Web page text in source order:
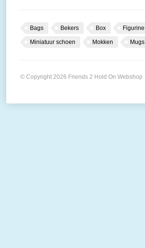
Bags Bekers Box Figurine
Miniatuur schoen Mokken Mugs
© Copyright 2026 Friends 2 Hold On Webshop